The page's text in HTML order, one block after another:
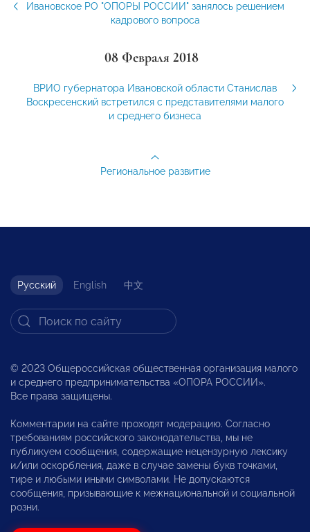
Ивановское РО "ОПОРЫ РОССИИ" занялось решением
кадрового вопроса
08 Февраля 2018
ВРИО губернатора Ивановской области Станислав
Воскресенский встретился с представителями малого
и среднего бизнеса
Региональное развитие
Русский English 中文
© 2023 Общероссийская общественная организация малого
и среднего предпринимательства «ОПОРА РОССИИ».
Все права защищены.
Комментарии на сайте проходят модерацию. Согласно
требованиям российского законодательства, мы не
публикуем сообщения, содержащие нецензурную лексику
и/или оскорбления, даже в случае замены букв точками,
тире и любыми иными символами. Не допускаются
сообщения, призывающие к межнациональной и социальной
розни.